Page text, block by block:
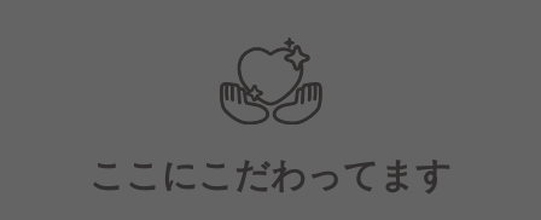
鰻の名店！うな富士ブランドを全国展開予定中
◆居酒屋業態(大衆酒場・海鮮居酒屋)
普段は和気あいあいと、忙しい時は全力で！
一人でも多くのお客様に喜んでいただけるよう、一緒
に日々努力していきましょう！
≪こんな方はピッタリです≫
●うなぎの経験はないが、興味がある方
ここにこだわってます